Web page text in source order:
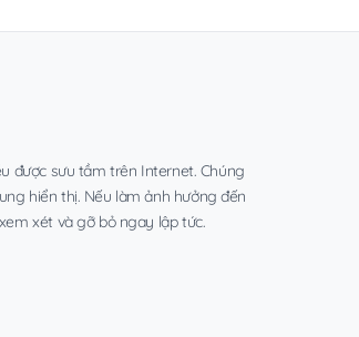
được sưu tầm trên Internet. Chúng
hiển thị. Nếu làm ảnh hưởng đến
xét và gỡ bỏ ngay lập tức.